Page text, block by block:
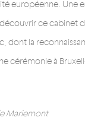
européenne. Une
ce cabinet
dont la
cérémonie à
Mariemont